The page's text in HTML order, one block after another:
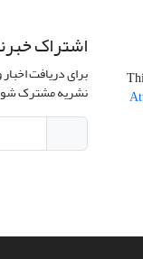
اشتراک
برای دریافت
نشریه مشترک